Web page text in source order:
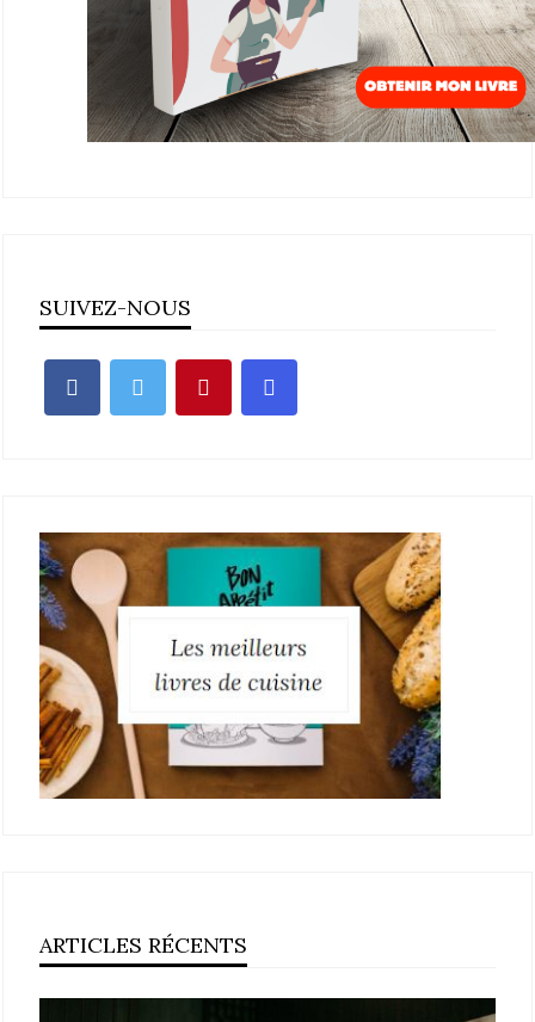
SUIVEZ-NOUS
ARTICLES RÉCENTS